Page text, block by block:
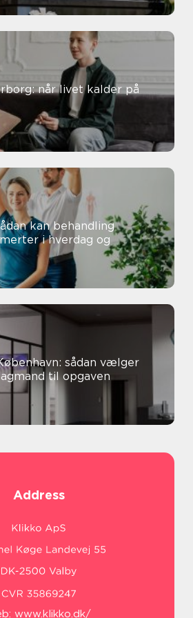
når livet kalder på
kan behandling
i hverdag og
sådan vælger
til opgaven
Address
www.klikko.dk/